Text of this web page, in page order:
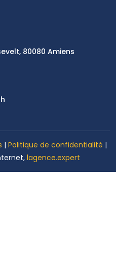
80080 Amiens
| Politique de confidentialité |
lagence.expert